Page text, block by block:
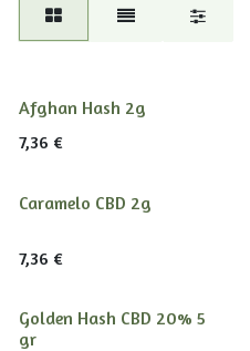
Afghan Hash 2g
7,36 €
Caramelo CBD 2g
7,36 €
Golden Hash CBD 20% 5
gr